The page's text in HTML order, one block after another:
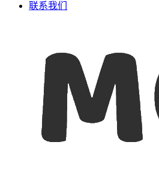
联系我们